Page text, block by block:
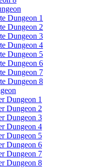
Dungeon 1
Dungeon 2
Dungeon 3
Dungeon 4
Dungeon 5
Dungeon 6
Dungeon 7
Dungeon 8
Dungeon 1
Dungeon 2
Dungeon 3
Dungeon 4
Dungeon 5
Dungeon 6
Dungeon 7
Dungeon 8